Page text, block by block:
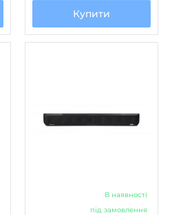
Саундбар Sennheiser